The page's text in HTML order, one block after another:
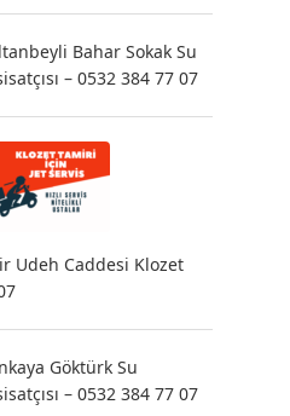
Bahar Sokak Su
– 0532 384 77 07
Udeh Caddesi Klozet
Göktürk Su
– 0532 384 77 07